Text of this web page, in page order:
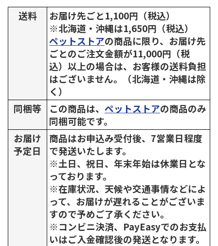
送料
お届け先ごと1,100円（税込）
※北海道・沖縄は1,650円（税込）
ペットストアの商品に限り、お届け先
ごとのご注文金額が11,000円（税
込）以上の場合は、お客様の送料負担
はございません。（北海道・沖縄は除
く）
同梱等
この商品は、 ペットストアの商品のみ
同梱可能です。
お届け
予定日
商品はお申込み受付後、7営業日程度
で発送いたします。
※土日、祝日、年末年始は休業日とな
っております。
※在庫状況、天候や交通事情などによ
って、お届けが遅れることがございま
すので予めご了承ください。
※コンビニ決済、PayEasyでのお支払
いはご入金確認後の発送となります。